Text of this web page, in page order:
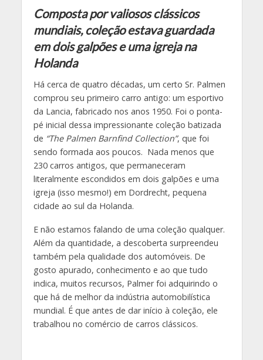
Composta por valiosos clássicos
mundiais, coleção estava guardada
em dois galpões e uma igreja na
Holanda
Há cerca de quatro décadas, um certo Sr. Palmen
comprou seu primeiro carro antigo: um esportivo
da Lancia, fabricado nos anos 1950. Foi o ponta-
pé inicial dessa impressionante coleção batizada
de “The Palmen Barnfind Collection”, que foi
sendo formada aos poucos. Nada menos que
230 carros antigos, que permaneceram
literalmente escondidos em dois galpões e uma
igreja (isso mesmo!) em Dordrecht, pequena
cidade ao sul da Holanda.
E não estamos falando de uma coleção qualquer.
Além da quantidade, a descoberta surpreendeu
também pela qualidade dos automóveis. De
gosto apurado, conhecimento e ao que tudo
indica, muitos recursos, Palmer foi adquirindo o
que há de melhor da indústria automobilística
mundial. É que antes de dar início à coleção, ele
trabalhou no comércio de carros clássicos.